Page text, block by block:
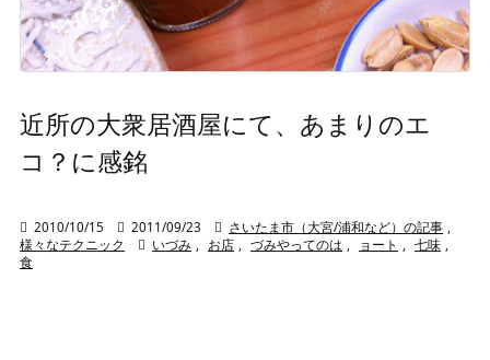
近所の大衆居酒屋にて、あまりのエ
コ？に感銘
 2010/10/15  2011/09/23  さいたま市（大宮/浦和など）の記事
様々なテクニック
 いづみ お店 づみやってのは ョート 七味
食